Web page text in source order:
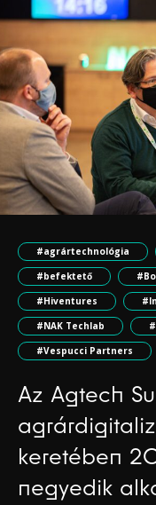
#agrártechnológia
#befektető
#Hiventures
#NAK Techlab
#Vespucci Partners
Az Agtech
keretében
negyedik